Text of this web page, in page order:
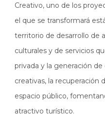
Creativo, uno de los
el que se transformará
territorio de desarrollo de
culturales y de servicios
privada y la generación
creativas, la recuperación
espacio público,
atractivo turístico.